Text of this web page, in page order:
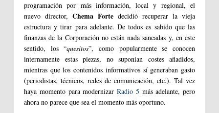
programación por más información, local y regional, el
nuevo director, Chema Forte decidió recuperar la vieja
estructura y tirar para adelante. De todos es sabido que las
finanzas de la Corporación no están nada saneadas y, en este
sentido, los “quesitos”, como popularmente se conocen
internamente estas piezas, no suponían costes añadidos,
mientras que los contenidos informativos sí generaban gasto
(periodistas, técnicos, redes de comunicación, etc.). Tal vez
haya momento para modernizar Radio 5 más adelante, pero
ahora no parece que sea el momento más oportuno.